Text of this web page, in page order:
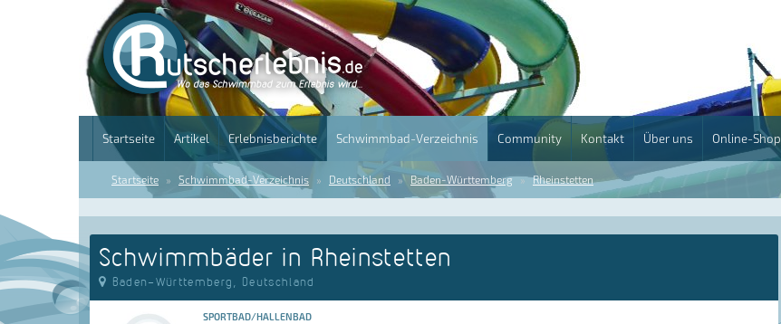
Startseite Artikel Erlebnisberichte Schwimmbad-Verzeichnis Community Kontakt Über uns Online-Shop
Startseite Schwimmbad-Verzeichnis Deutschland Baden-Württemberg Rheinstetten
Schwimmbäder in Rheinstetten
Baden-Württemberg, Deutschland
SPORTBAD/HALLENBAD